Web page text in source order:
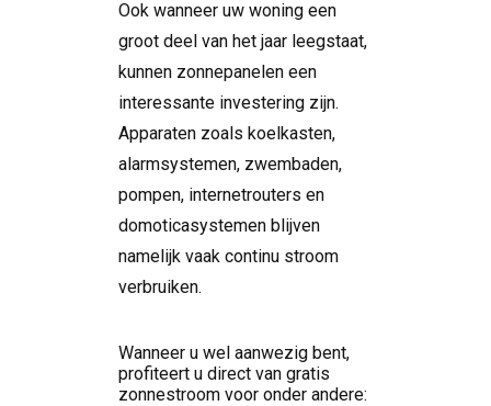
Ook wanneer uw woning een
groot deel van het jaar leegstaat,
kunnen zonnepanelen een
interessante investering zijn.
Apparaten zoals koelkasten,
alarmsystemen, zwembaden,
pompen, internetrouters en
domoticasystemen blijven
namelijk vaak continu stroom
verbruiken.
Wanneer u wel aanwezig bent,
profiteert u direct van gratis
zonnestroom voor onder andere: